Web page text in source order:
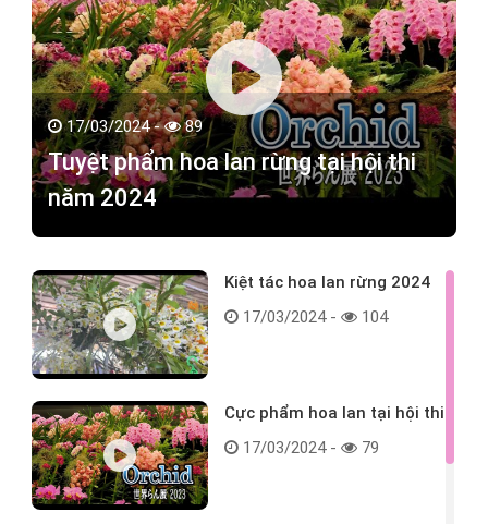
17/03/2024 - 89
Tuyệt phẩm hoa lan rừng tại hội thi
năm 2024
Kiệt tác hoa lan rừng 2024
17/03/2024 -
104
Cực phẩm hoa lan tại hội thi
17/03/2024 -
79